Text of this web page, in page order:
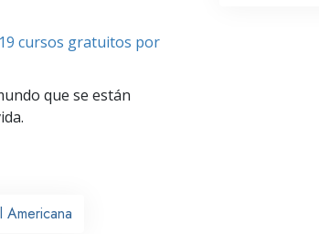
19 cursos gratuitos por
que se están
Americana